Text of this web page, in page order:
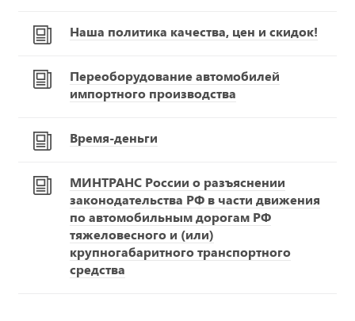
Наша политика качества, цен и скидок!
Переоборудование автомобилей
импортного производства
Время-деньги
МИНТРАНС России о разъяснении
законодательства РФ в части движения
по автомобильным дорогам РФ
тяжеловесного и (или)
крупногабаритного транспортного
средства